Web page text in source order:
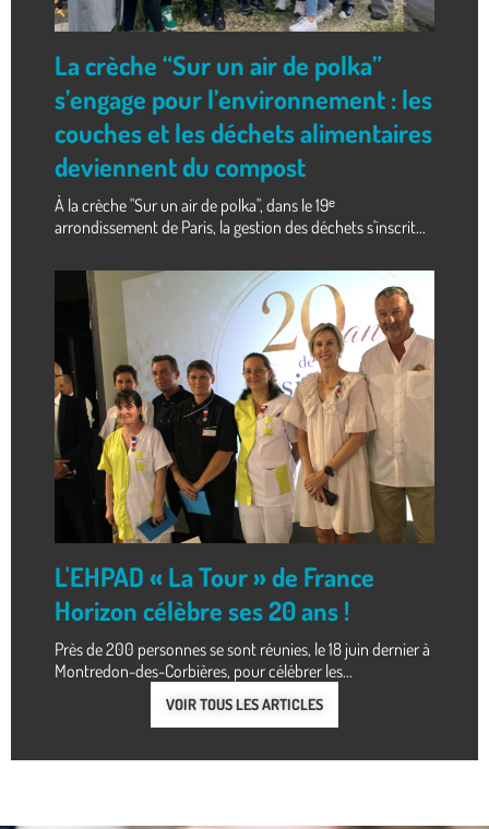
La crèche “Sur un air de polka”
s’engage pour l’environnement : les
couches et les déchets alimentaires
deviennent du compost
À la crèche "Sur un air de polka", dans le 19ᵉ
arrondissement de Paris, la gestion des déchets s'inscrit...
L'EHPAD « La Tour » de France
Horizon célèbre ses 20 ans !
Près de 200 personnes se sont réunies, le 18 juin dernier à
Montredon-des-Corbières, pour célébrer les...
VOIR TOUS LES ARTICLES